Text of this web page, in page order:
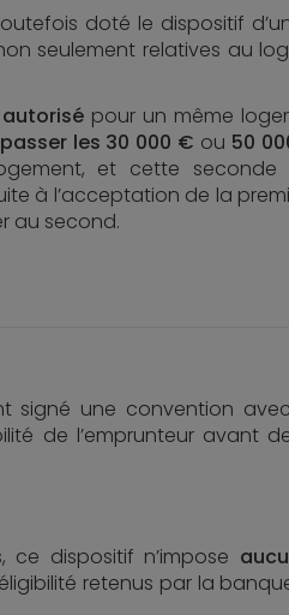
doté le dispositif
seulement relatives au
pour un même
les 30 000 € ou 50
et cette seconde
à l’acceptation de la
au second.
signé une convention
de l’emprunteur avant
dispositif n’impose
retenus par la